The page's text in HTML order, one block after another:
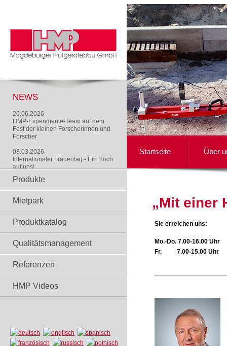
NEWS
20.06.2026
HMP-Experimente-Team auf dem
Fest der kleinen Forscherinnen und
Forscher
08.03.2026
Internationaler Frauentag - Ein Hoch
auf uns!
Startseite Über
Produkte
Mietpark
Produktkatalog
Qualitätsmanagement
Referenzen
HMP Videos
„Mit einer
Sie erreichen uns:
Mo.-Do. 7.00-16.00 Uhr
Fr. 7.00-15.00 Uhr